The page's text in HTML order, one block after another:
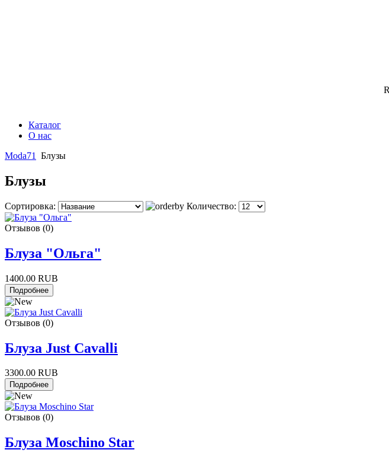
Каталог
О нас
Moda71
Блузы
Блузы
Сортировка: Количество:
Отзывов (0)
Блуза "Ольга"
1400.00 RUB
Отзывов (0)
Блуза Just Cavalli
3300.00 RUB
Отзывов (0)
Блуза Moschino Star